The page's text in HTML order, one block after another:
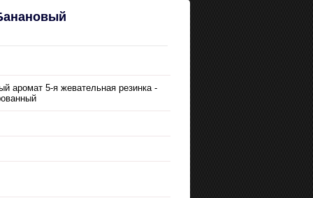
аромат 5-я жевательная резинка -